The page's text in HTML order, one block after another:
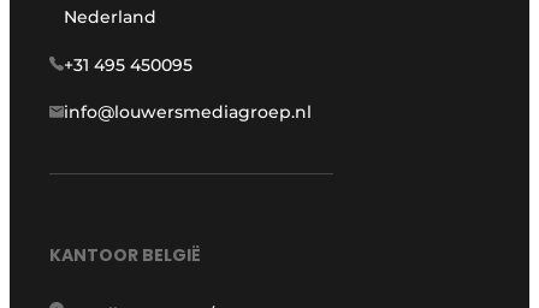
Nederland
+31 495 450095
info@louwersmediagroep.nl
KANTOOR BELGIË